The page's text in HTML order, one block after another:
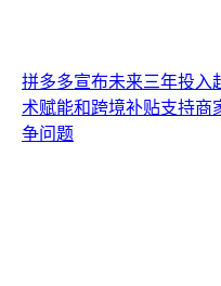
拼多多宣布未来三年投入
术赋能和跨境补贴支持商
争问题